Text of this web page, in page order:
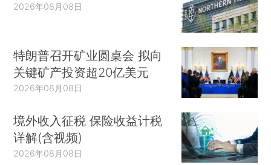
2026年08月08日
特朗普召开矿业圆桌会 拟向
关键矿产投资超20亿美元
2026年08月08日
境外收入征税 保险收益计税
详解(含视频)
2026年08月08日